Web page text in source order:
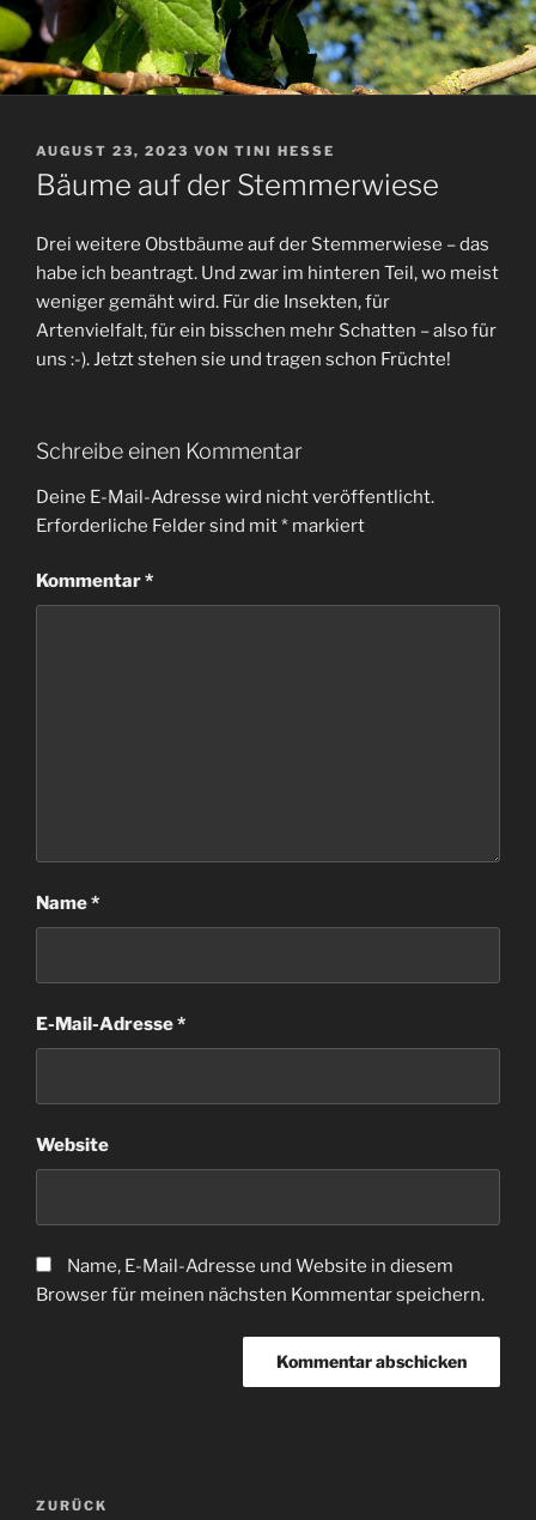
VERÖFFENTLICHT
AM
AUGUST 23, 2023 VON TINI HESSE
Bäume auf der Stemmerwiese
Drei weitere Obstbäume auf der Stemmerwiese – das
habe ich beantragt. Und zwar im hinteren Teil, wo meist
weniger gemäht wird. Für die Insekten, für
Artenvielfalt, für ein bisschen mehr Schatten – also für
uns :-). Jetzt stehen sie und tragen schon Früchte!
Schreibe einen Kommentar
Deine E-Mail-Adresse wird nicht veröffentlicht.
Erforderliche Felder sind mit* markiert
Kommentar*
Name*
E-Mail-Adresse*
Website
Name, E-Mail-Adresse und Website in diesem
Browser für meinen nächsten Kommentar speichern.
Beitragsnavigation
Vorheriger
ZURÜCK